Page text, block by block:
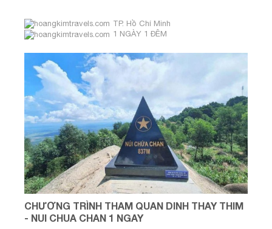
TP. Hồ Chí Minh
1 NGÀY 1 ĐÊM
CHƯƠNG TRÌNH THAM QUAN DINH THAY THIM
- NUI CHUA CHAN 1 NGAY